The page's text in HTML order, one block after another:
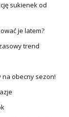
sukienek od
je latem?
trend
obecny sezon!